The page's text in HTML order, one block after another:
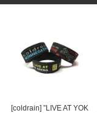
[coldrain] ”LIVE AT YOK